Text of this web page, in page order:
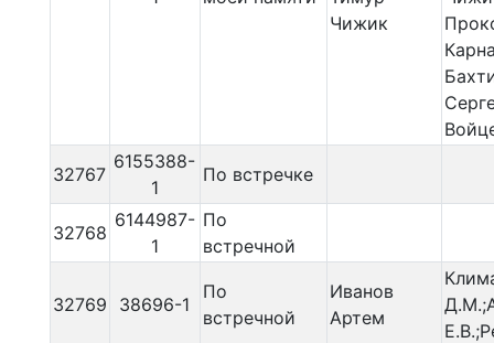
Чижик
32767
6155388-
1
По встречке
32768
6144987-
1
По
встречной
32769 38696-1
По
встречной
Иванов
Артем